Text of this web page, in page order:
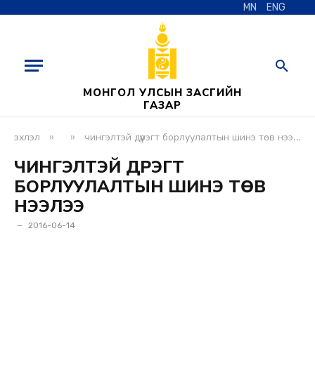
MN ENG
МОНГОЛ УЛСЫН ЗАСГИЙН
ГАЗАР
эхлэл » » чингэлтэй дүүрэгт борлуулалтын шинэ төв нээлээ
ЧИНГЭЛТЭЙ ДҮҮРЭГТ
БОРЛУУЛАЛТЫН ШИНЭ ТӨВ
НЭЭЛЭЭ
2016-06-14